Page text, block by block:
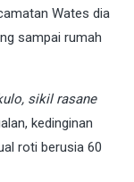
Wates dia
sampai rumah
sikil rasane
kedinginan
roti berusia 60